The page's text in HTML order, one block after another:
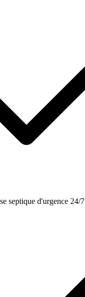
septique d'urgence 24/7